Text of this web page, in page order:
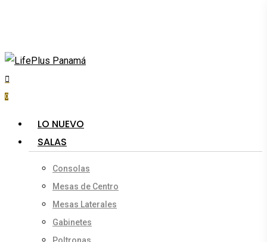
content
search
account
0
LO NUEVO
SALAS
Consolas
Mesas de Centro
Mesas Laterales
Gabinetes